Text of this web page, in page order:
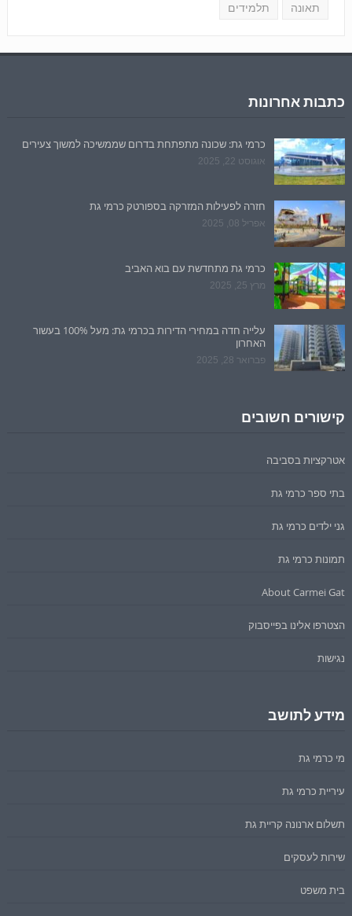
תאונה תלמידים
כתבות אחרונות
כרמי גת: שכונה מתפתחת בדרום שממשיכה למשוך צעירים
אוגוסט 22, 2025
חזרה לפעילות המזרקה בספורטק כרמי גת
אפריל 08, 2025
כרמי גת מתחדשת עם בוא האביב
מרץ 25, 2025
עלייה חדה במחירי הדירות בכרמי גת: מעל 100% בעשור
האחרון
פברואר 28, 2025
קישורים חשובים
אטרקציות בסביבה
בתי ספר כרמי גת
גני ילדים כרמי גת
תמונות כרמי גת
About Carmei Gat
הצטרפו אלינו בפייסבוק
נגישות
מידע לתושב
מי כרמי גת
עיריית כרמי גת
תשלום ארנונה קריית גת
שירות לעסקים
בית משפט